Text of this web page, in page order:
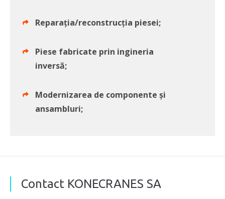
Reparația/reconstrucția piesei;
Piese fabricate prin ingineria
inversă;
Modernizarea de componente și
ansambluri;
Contact KONECRANES SA